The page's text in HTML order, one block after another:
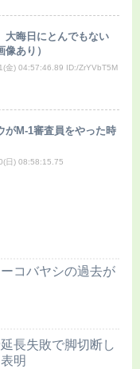
大晦日にとんでもない
あり）
金) 04:57:46.89 ID:/ZrYVbT5M
がM-1審査員をやった時
日) 08:58:15.75
ーコバヤシの過去が
長失敗で脚切断し
明